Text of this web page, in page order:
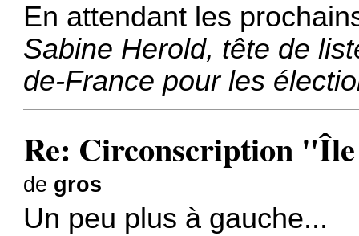
En attendant les
Sabine Herold, tête de
de-France pour les
Re: Circonscription
de gros
Un peu plus à gauche...